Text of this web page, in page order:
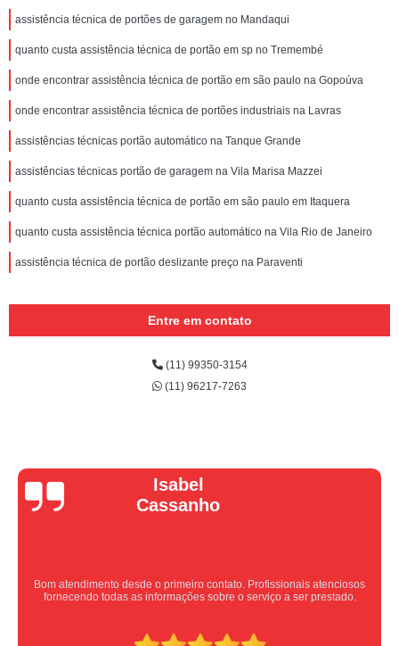
assistência técnica de portões de garagem no Mandaqui
quanto custa assistência técnica de portão em sp no Tremembé
onde encontrar assistência técnica de portão em são paulo na Gopoúva
onde encontrar assistência técnica de portões industriais na Lavras
assistências técnicas portão automático na Tanque Grande
assistências técnicas portão de garagem na Vila Marisa Mazzei
quanto custa assistência técnica de portão em são paulo em Itaquera
quanto custa assistência técnica portão automático na Vila Rio de Janeiro
assistência técnica de portão deslizante preço na Paraventi
Entre em contato
(11) 99350-3154
(11) 96217-7263
Vera Maria
Equipe nota 10, trabalho rápido com excelência , super organizados.
Super indico.